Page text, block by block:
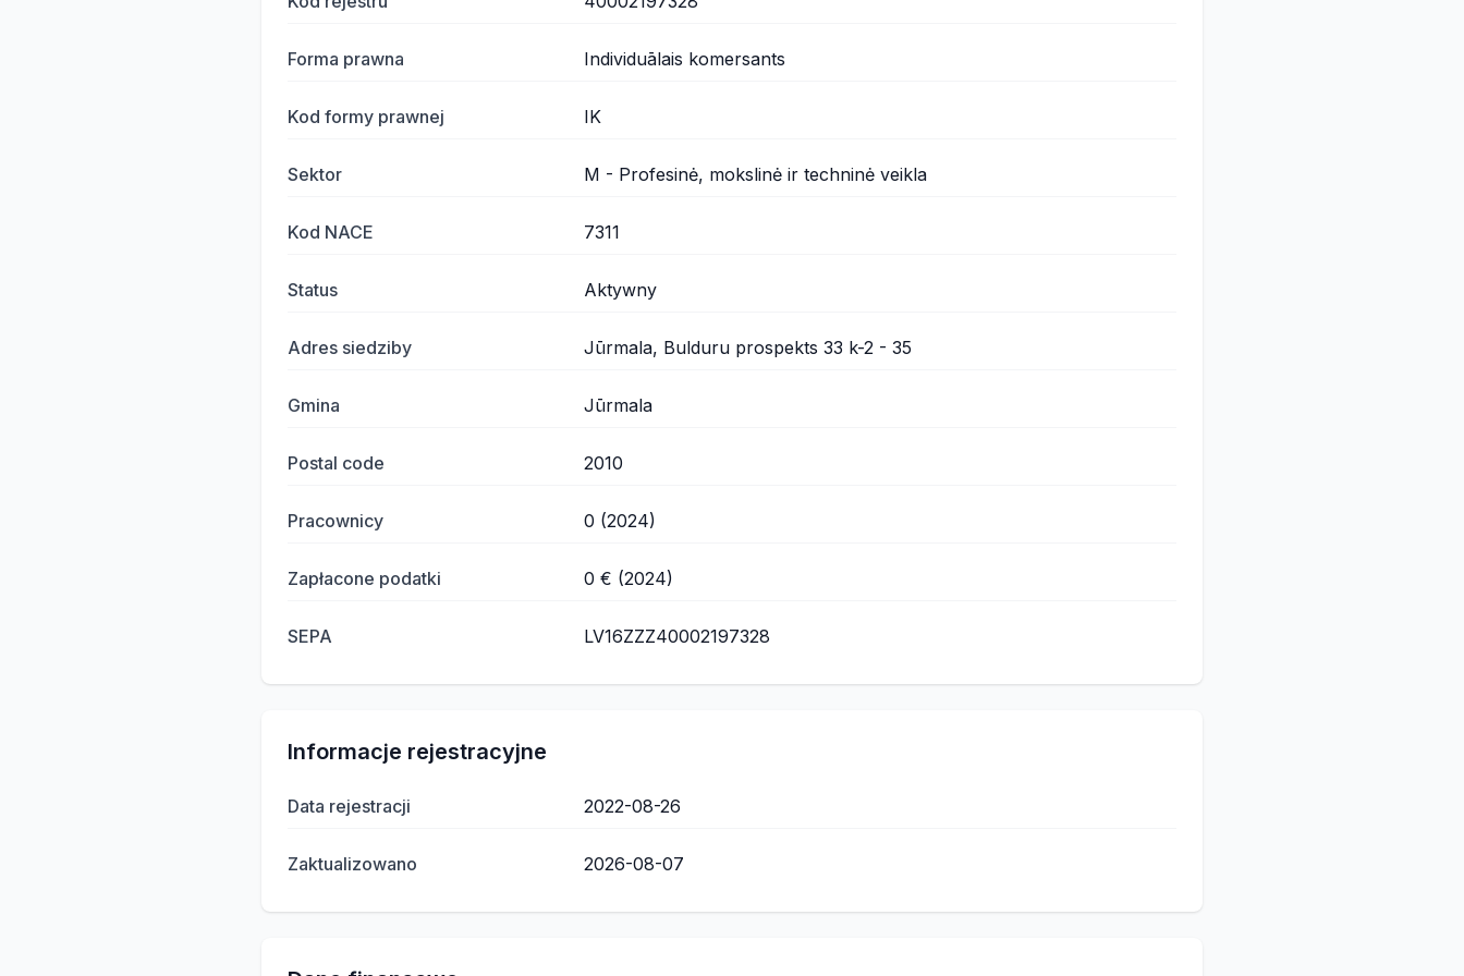
Forma prawna Individuālais komersants
Kod formy prawnej IK
Sektor M - Profesinė, mokslinė ir techninė veikla
Kod NACE 7311
Status Aktywny
Adres siedziby Jūrmala, Bulduru prospekts 33 k-2 - 35
Gmina Jūrmala
Postal code 2010
Pracownicy 0 (2024)
Zapłacone podatki 0 € (2024)
SEPA LV16ZZZ40002197328
Informacje rejestracyjne
Data rejestracji 2022-08-26
Zaktualizowano 2026-08-07